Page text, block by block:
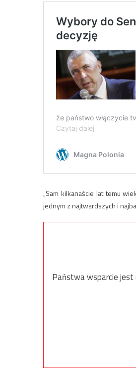
„Sam kilkanaście lat temu
jednym z najtwardszych i
Państwa wsparcie jest